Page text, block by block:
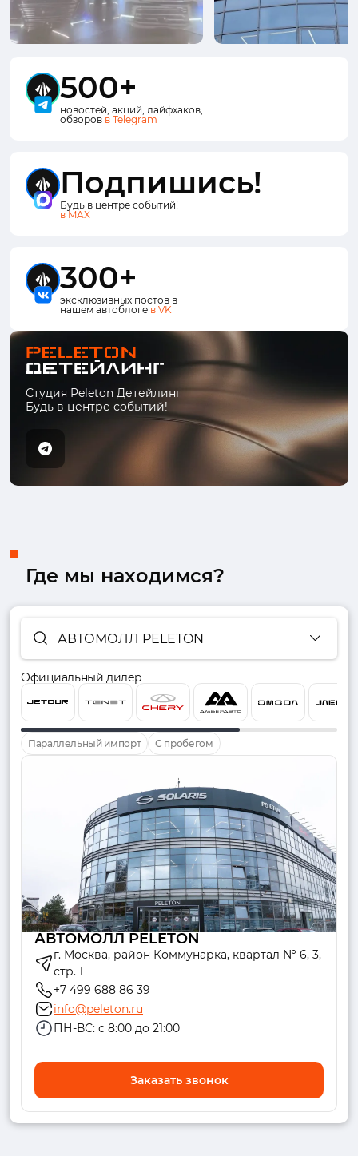
500+
новостей, акций, лайфхаков,
обзоров в Telegram
Подпишись!
Будь в центре событий!
в MAX
300+
эксклюзивных постов в
нашем автоблоге в VK
Студия Peleton Детейлинг
Будь в центре событий!
Где мы находимся?
АВТОМОЛЛ PELETON
Официальный дилер
Параллельный импорт С пробегом
АВТОМОЛЛ PELETON
г. Москва, район Коммунарка, квартал № 6, 3,
стр. 1
+7 499 688 86 39
info@peleton.ru
ПН-ВС: с 8:00 до 21:00
Заказать звонок